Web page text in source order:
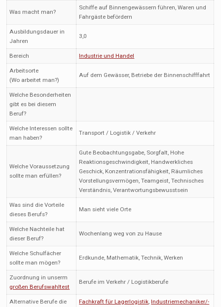
Was macht man?
Schiffe auf Binnengewässern führen, Waren und
Fahrgäste befördern
Ausbildungsdauer in
Jahren
3,0
Bereich Industrie und Handel
Arbeitsorte
(Wo arbeitet man?)
Auf dem Gewässer, Betriebe der Binnenschifffahrt
Welche Besonderheiten
gibt es bei diesem
Beruf?
Welche Interessen sollte
man haben?
Transport / Logistik / Verkehr
Welche Voraussetzung
sollte man erfüllen?
Gute Beobachtungsgabe, Sorgfalt, Hohe
Reaktionsgeschwindigkeit, Handwerkliches
Geschick, Konzentrationsfähigkeit, Räumliches
Vorstellungsvermögen, Teamgeist, Technisches
Verständnis, Verantwortungsbewusstsein
Was sind die Vorteile
dieses Berufs?
Man sieht viele Orte
Welche Nachteile hat
dieser Beruf?
Wochenlang weg von zu Hause
Welche Schulfächer
sollte man mögen?
Erdkunde, Mathematik, Technik, Werken
Zuordnung in unserm
großen Berufswahltest
Berufe im Verkehr / Logistikberufe
Alternative Berufe die
Fachkraft für Lagerlogistik,Industriemechaniker/-